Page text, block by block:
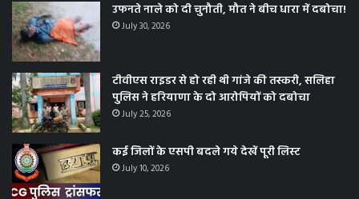
उफनते नाले को दी चुनौती, मौत ने बीच धारा में दबोचा!
July 30, 2026
टीवीएस राइडर से हो रही थी गांजे की तस्करी, सलिहा
पुलिस ने हरियाणा के दो आरोपियों को दबोचा
July 25, 2026
कई जिलों के एसपी बदले गये देखें पूरी लिस्ट
July 10, 2026